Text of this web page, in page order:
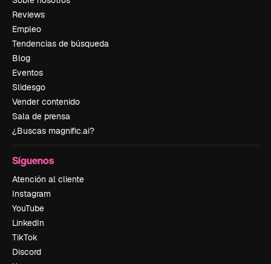
Reviews
Empleo
Tendencias de búsqueda
Blog
Eventos
Slidesgo
Vender contenido
Sala de prensa
¿Buscas magnific.ai?
Síguenos
Atención al cliente
Instagram
YouTube
LinkedIn
TikTok
Discord